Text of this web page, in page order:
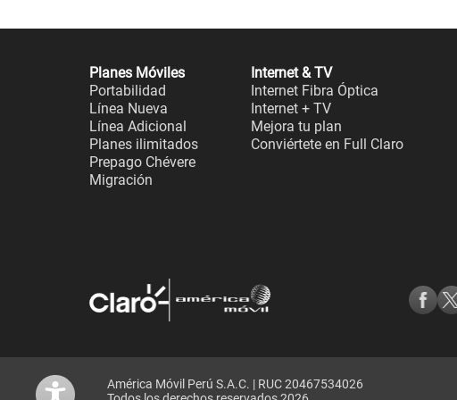
Planes Móviles
Portabilidad
Línea Nueva
Línea Adicional
Planes ilimitados
Prepago Chévere
Migración
Internet & TV
Internet Fibra Óptica
Internet + TV
Mejora tu plan
Conviértete en Full Claro
América Móvil Perú S.A.C. | RUC 20467534026